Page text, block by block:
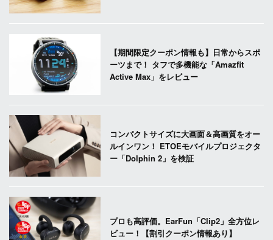
【期間限定クーポン情報も】日常からスポ
ーツまで！ タフで多機能な「Amazfit
Active Max」をレビュー
コンパクトサイズに大画面＆高画質をオー
ルインワン！ ETOEモバイルプロジェクタ
ー「Dolphin 2」を検証
プロも高評価。EarFun「Clip2」全方位レ
ビュー！【割引クーポン情報あり】